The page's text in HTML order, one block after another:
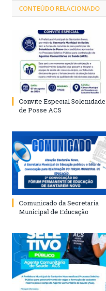
CONTEÚDO RELACIONADO
Convite Especial Solenidade
de Posse ACS
Comunicado da Secretaria
Municipal de Educação